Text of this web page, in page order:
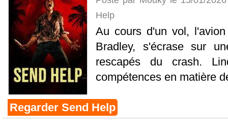
Help
Au cours d'un vol,
Bradley, s'écrase sur
rescapés du crash.
compétences en matière
Regarder Send Help